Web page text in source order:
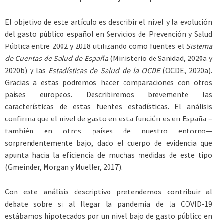
El objetivo de este artículo es describir el nivel y la evolución
del gasto público español en Servicios de Prevención y Salud
Pública entre 2002 y 2018 utilizando como fuentes el Sistema
de Cuentas de Salud de España(Ministerio de Sanidad, 2020a y
2020b) y las Estadísticas de Salud de la OCDE (OCDE, 2020a).
Gracias a estas podremos hacer comparaciones con otros
países europeos. Describiremos brevemente las
características de estas fuentes estadísticas. El análisis
confirma que el nivel de gasto en esta función es en España –
también en otros países de nuestro entorno—
sorprendentemente bajo, dado el cuerpo de evidencia que
apunta hacia la eficiencia de muchas medidas de este tipo
(Gmeinder, Morgan y Mueller, 2017).
Con este análisis descriptivo pretendemos contribuir al
debate sobre si al llegar la pandemia de la COVID-19
estábamos hipotecados por un nivel bajo de gasto público en